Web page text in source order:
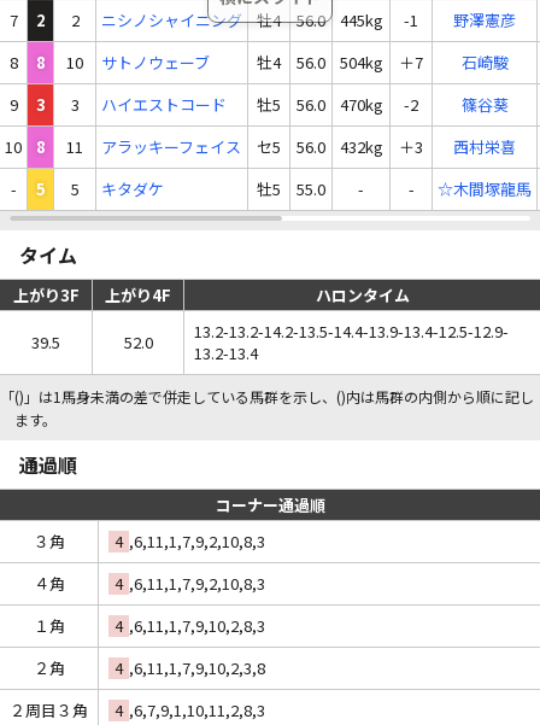
7
2 2 ニシノシャイニング 牡4 56.0 445kg -1
野澤憲彦
8
8 10 サトノウェーブ 牡4 56.0 504kg ＋7
石崎駿
9
3 3 ハイエストコード 牡5 56.0 470kg -2
篠谷葵
10
8 11 アラッキーフェイス セ5 56.0 432kg ＋3
西村栄喜
-
5 5 キタダケ 牡5 55.0 - - ☆木間塚龍馬
タイム
上がり3F 上がり4F ハロンタイム
39.5 52.0
13.2-13.2-14.2-13.5-14.4-13.9-13.4-12.5-12.9-
13.2-13.4
「()」は1馬身未満の差で併走している馬群を示し、()内は馬群の内側から順に記し
ます。
通過順
コーナー通過順
３角
4 ,6,11,1,7,9,2,10,8,3
４角
4 ,6,11,1,7,9,2,10,8,3
１角
4 ,6,11,1,7,9,10,2,8,3
２角
4 ,6,11,1,7,9,10,2,3,8
２周目３角
4 ,6,7,9,1,10,11,2,8,3